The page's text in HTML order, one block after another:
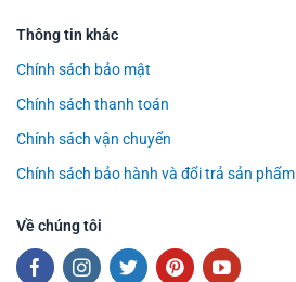
Thông tin khác
Chính sách bảo mật
Chính sách thanh toán
Chính sách vận chuyển
Chính sách bảo hành và đổi trả sản phẩm
Về chúng tôi